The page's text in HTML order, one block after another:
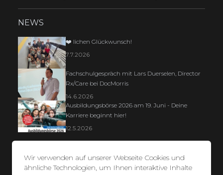
NEWS
❤️ lichen Glückwunsch!
7.7.2026
Fachschulgespräch mit Lars Duerselen, Director
Rx/Care bei DocMorris
14.6.2026
Ausbildungsbörse 2026 am 19. Juni - Deine
Karriere beginnt hier!
12.5.2026
Wir verwenden auf unserer Webseite Cookies und
ähnliche Technologien, um Ihnen interaktive Inhalte